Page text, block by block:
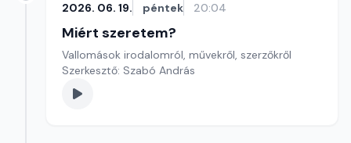
2026. 06. 19. péntek 20:04
Miért szeretem?
Vallomások irodalomról, művekről, szerzőkről
Szerkesztő: Szabó András